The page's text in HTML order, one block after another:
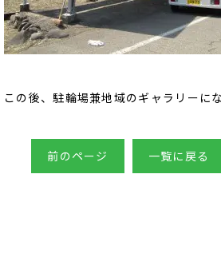
この後、駐輪場兼地域のギャラリーに
前のページ 一覧に戻る